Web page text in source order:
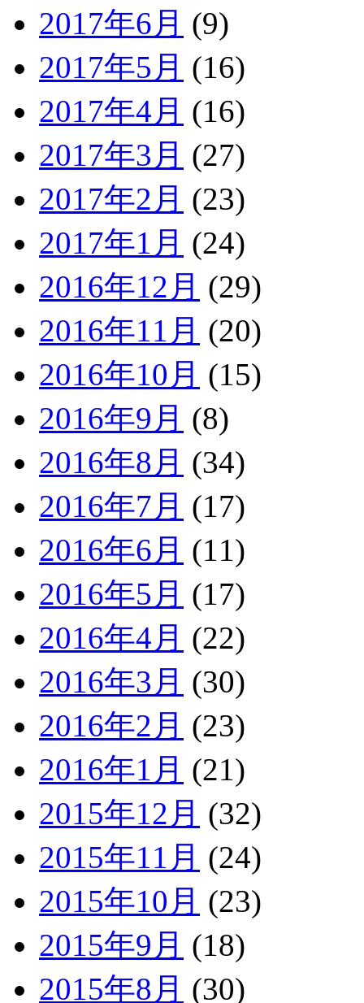
2017年6月 (9)
2017年5月 (16)
2017年4月 (16)
2017年3月 (27)
2017年2月 (23)
2017年1月 (24)
2016年12月 (29)
2016年11月 (20)
2016年10月 (15)
2016年9月 (8)
2016年8月 (34)
2016年7月 (17)
2016年6月 (11)
2016年5月 (17)
2016年4月 (22)
2016年3月 (30)
2016年2月 (23)
2016年1月 (21)
2015年12月 (32)
2015年11月 (24)
2015年10月 (23)
2015年9月 (18)
2015年8月 (30)